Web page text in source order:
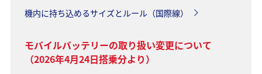
機内に持ち込めるサイズとルール（国際線）
モバイルバッテリーの取り扱い変更について
（2026年4月24日搭乗分より）